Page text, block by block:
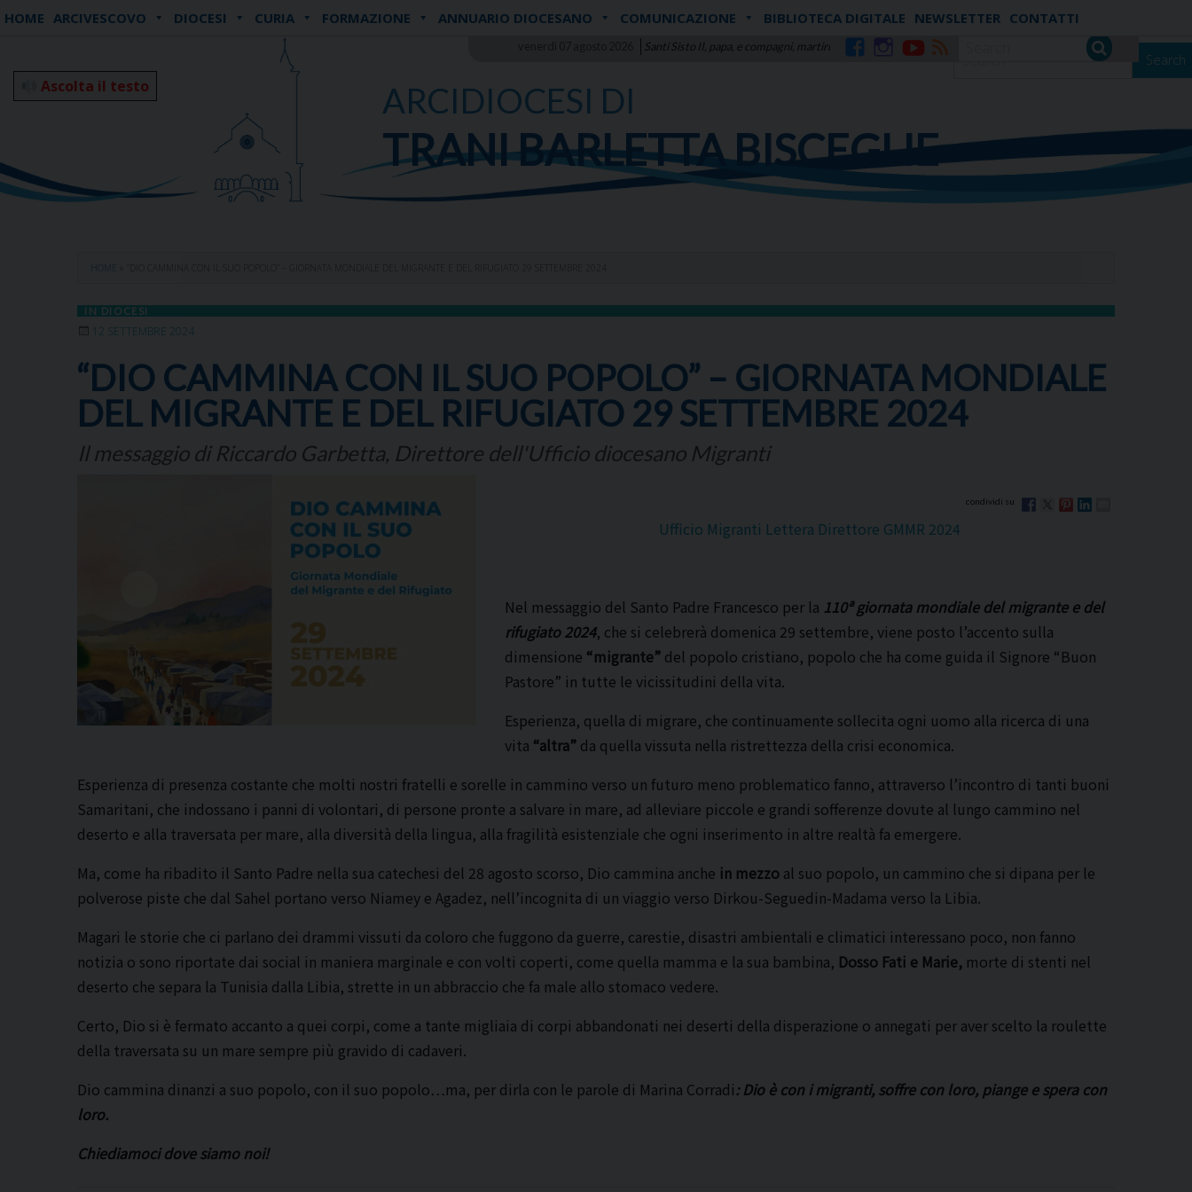
Skip
Santi Sisto II, papa, e compagni, martiri
HOME ARCIVESCOVO DIOCESI CURIA FORMAZIONE ANNUARIO DIOCESANO COMUNICAZIONE BIBLIOTECA DIGITALE NEWSLETTER CONTATTI
Search
ARCIDIOCESI DI
TRANI BARLETTA BISCEGLIE
Ascolta il testo
HOME
IN DIOCESI
12 SETTEMBRE 2024
“DIO CAMMINA CON IL SUO POPOLO” – GIORNATA MONDIALE
DEL MIGRANTE E DEL RIFUGIATO 29 SETTEMBRE 2024
Il messaggio di Riccardo Garbetta, Direttore dell'Ufficio diocesano Migranti
Ufficio Migranti Lettera Direttore GMMR 2024
Nel messaggio del Santo Padre Francesco per la 110ª giornata mondiale del migrante e del
rifugiato 2024, che si celebrerà domenica 29 settembre, viene posto l’accento sulla
dimensione “migrante” del popolo cristiano, popolo che ha come guida il Signore “Buon
Pastore” in tutte le vicissitudini della vita.
Esperienza, quella di migrare, che continuamente sollecita ogni uomo alla ricerca di una
vita “altra” da quella vissuta nella ristrettezza della crisi economica.
Esperienza di presenza costante che molti nostri fratelli e sorelle in cammino verso un futuro meno problematico fanno, attraverso l’incontro di tanti buoni
Samaritani, che indossano i panni di volontari, di persone pronte a salvare in mare, ad alleviare piccole e grandi sofferenze dovute al lungo cammino nel
deserto e alla traversata per mare, alla diversità della lingua, alla fragilità esistenziale che ogni inserimento in altre realtà fa emergere.
Ma, come ha ribadito il Santo Padre nella sua catechesi del 28 agosto scorso, Dio cammina anche in mezzo al suo popolo, un cammino che si dipana per le
polverose piste che dal Sahel portano verso Niamey e Agadez, nell’incognita di un viaggio verso Dirkou-Seguedin-Madama verso la Libia.
Magari le storie che ci parlano dei drammi vissuti da coloro che fuggono da guerre, carestie, disastri ambientali e climatici interessano poco, non fanno
notizia o sono riportate dai social in maniera marginale e con volti coperti, come quella mamma e la sua bambina, Dosso Fati e Marie, morte di stenti nel
deserto che separa la Tunisia dalla Libia, strette in un abbraccio che fa male allo stomaco vedere.
Certo, Dio si è fermato accanto a quei corpi, come a tante migliaia di corpi abbandonati nei deserti della disperazione o annegati per aver scelto la roulette
della traversata su un mare sempre più gravido di cadaveri.
Dio cammina dinanzi a suo popolo, con il suo popolo…ma, per dirla con le parole di Marina Corradi: Dio è con i migranti, soffre con loro, piange e spera con
loro.
Chiediamoci dove siamo noi!